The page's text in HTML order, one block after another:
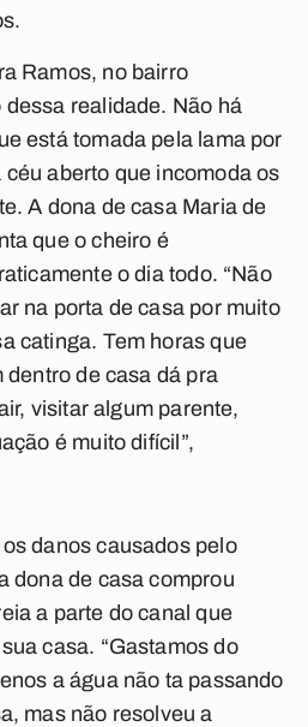
Ramos, no bairro
realidade. Não há
está tomada pela lama por
aberto que incomoda os
A dona de casa Maria de
que o cheiro é
o dia todo. “Não
na porta de casa por muito
catinga. Tem horas que
dentro de casa dá pra
visitar algum parente,
é muito difícil”,
danos causados pelo
dona de casa comprou
a parte do canal que
casa. “Gastamos do
a água não ta passando
mas não resolveu a